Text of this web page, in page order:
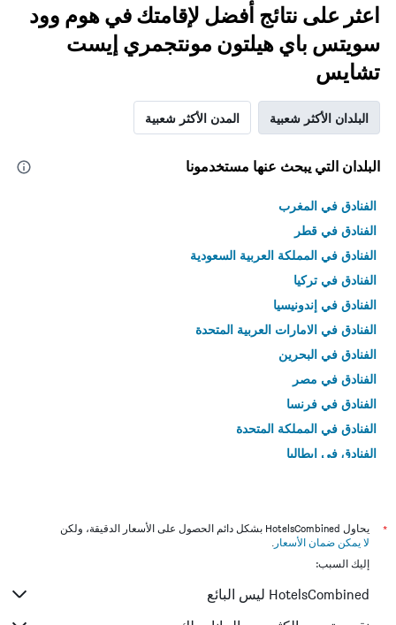
اعثر على نتائج أفضل لإقامتك في هوم وود
سويتس باي هيلتون مونتجمري إيست
تشايس
البلدان الأكثر شعبية المدن الأكثر شعبية
البلدان التي يبحث عنها مستخدمونا
الفنادق في المغرب
الفنادق في قطر
الفنادق في المملكة العربية السعودية
الفنادق في تركيا
الفنادق في إندونيسيا
الفنادق في الامارات العربية المتحدة
الفنادق في البحرين
الفنادق في مصر
الفنادق في فرنسا
الفنادق في المملكة المتحدة
الفنادق في إيطاليا
*
يحاول HotelsCombined بشكل دائم الحصول على الأسعار الدقيقة، ولكن
لا يمكن ضمان الأسعار .
إليك السبب:
HotelsCombined ليس البائع